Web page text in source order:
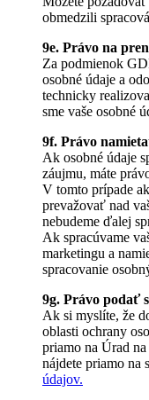
obmedzili
9e. Právo na
Za podmienok
osobné údaje a
technicky
sme vaše osobné
9f. Právo
Ak osobné údaje
záujmu, máte
V tomto prípade
prevažovať nad
nebudeme ďalej
Ak spracúvame
marketingu a
spracovanie
9g. Právo podať
Ak si myslíte, že
oblasti ochrany
priamo na Úrad
nájdete priamo na
údajov.